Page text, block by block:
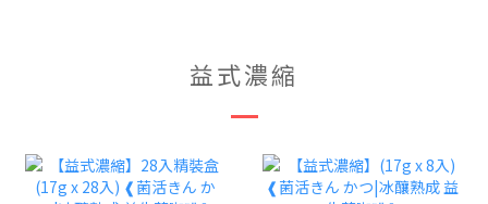
益式濃縮